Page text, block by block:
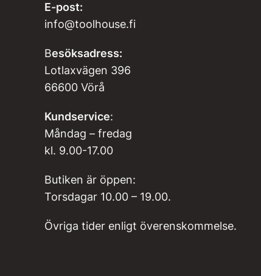
E-post:
info@toolhouse.fi
Besöksadress:
Lotlaxvägen 396
66600 Vörå
Kundservice:
Måndag – fredag
kl. 9.00-17.00
Butiken är öppen:
Torsdagar 10.00 – 19.00.
Övriga tider enligt överenskommelse.